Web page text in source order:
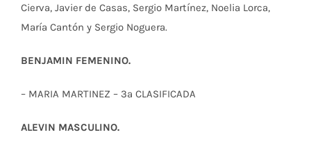
Cierva, Javier de Casas, Sergio Martínez, Noelia Lorca,
María Cantón y Sergio Noguera.
BENJAMIN FEMENINO.
– MARIA MARTINEZ – 3ª CLASIFICADA
ALEVIN MASCULINO.